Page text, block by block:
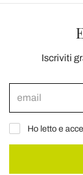
Iscriviti
Ho letto e